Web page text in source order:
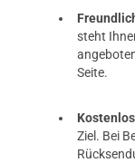
steht
Seite.
Ziel. Bei